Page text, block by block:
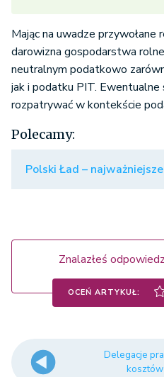
Mając na uwadze przywołane
darowizna gospodarstwa
neutralnym podatkowo
jak i podatku PIT.
rozpatrywać w kontekście
Polecamy:
Polski Ład –
Znalazłeś
OCEŃ ARTYKUŁ:
Delegacje